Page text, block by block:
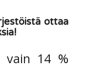
ottaa
vain 14 %